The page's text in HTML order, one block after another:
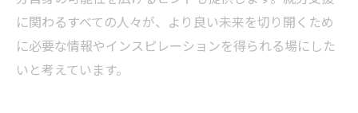
に関わるすべての人々が、より良い未来を切り開くため
に必要な情報やインスピレーションを得られる場にした
いと考えています。